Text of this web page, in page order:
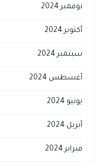
نوفمبر 2024
أكتوبر 2024
سبتمبر 2024
أغسطس 2024
يونيو 2024
أبريل 2024
فبراير 2024